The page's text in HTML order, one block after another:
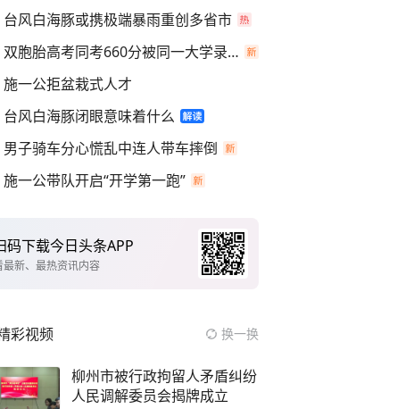
台风白海豚或携极端暴雨重创多省市
双胞胎高考同考660分被同一大学录取
施一公拒盆栽式人才
台风白海豚闭眼意味着什么
男子骑车分心慌乱中连人带车摔倒
施一公带队开启“开学第一跑”
码下载今日头条APP
最新、最热资讯内容
彩视频 换一换
柳州市被行政拘留人矛盾纠纷
人民调解委员会揭牌成立